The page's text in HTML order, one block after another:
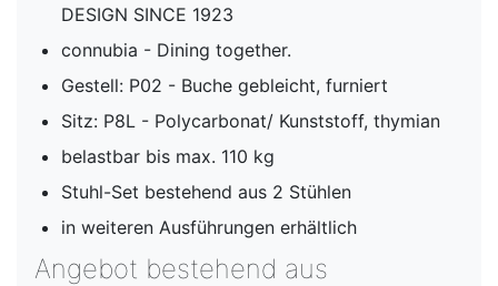
DESIGN SINCE 1923
connubia - Dining together.
Gestell: P02 - Buche gebleicht, furniert
Sitz: P8L - Polycarbonat/ Kunststoff, thymian
belastbar bis max. 110 kg
Stuhl-Set bestehend aus 2 Stühlen
in weiteren Ausführungen erhältlich
Angebot bestehend aus